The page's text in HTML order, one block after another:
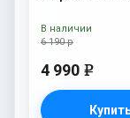
овечья
6 190 р
4 990 e
В наличии